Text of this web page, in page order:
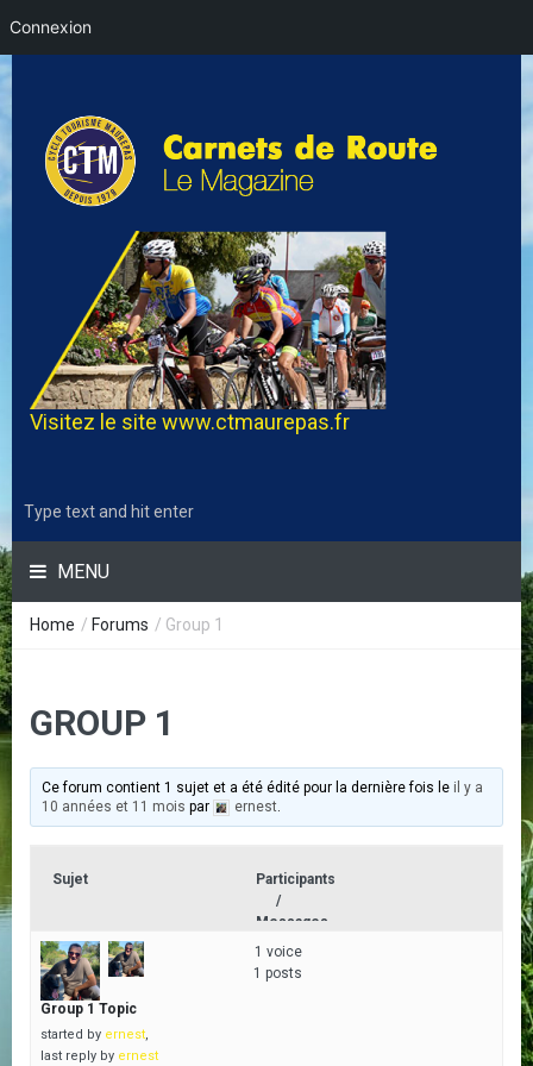
Visitez le site www.ctmaurepas.fr
MENU
Home / Forums / Group 1
GROUP 1
Ce forum contient 1 sujet et a été édité pour la dernière fois le il y a
10 années et 11 mois par ernest
Sujet
Participants
/
Messages
Group 1 Topic
started by ernest,
last reply by ernest
1 voice
1 posts
Connexion